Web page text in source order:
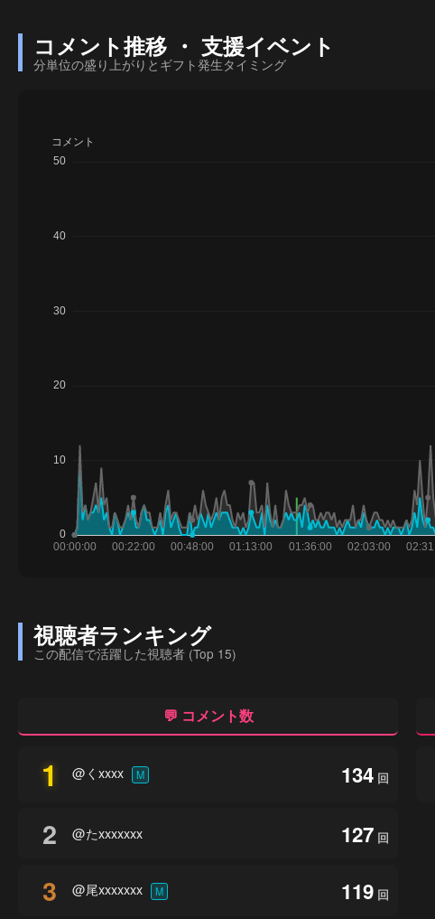
コメント推移 ・ 支援イベント
分単位の盛り上がりとギフト発生タイミング
視聴者ランキング
この配信で活躍した視聴者 (Top 15)
💬 コメント数
1 @くxxxx M 134 回
2 @たxxxxxxx 127 回
3 @尾xxxxxxx M 119 回